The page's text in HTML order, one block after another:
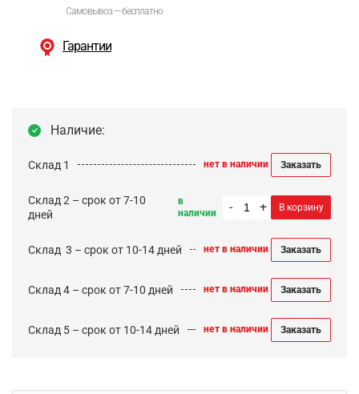
Самовывоз — бесплатно
Гарантии
Наличие:
Склад 1 нет в наличии Заказать
Склад 2 – срок от 7-10
дней
в
наличии
- + В корзину
Cклад 3 – срок от 10-14 дней нет в наличии Заказать
Склад 4 – срок от 7-10 дней нет в наличии Заказать
Склад 5 – срок от 10-14 дней нет в наличии Заказать